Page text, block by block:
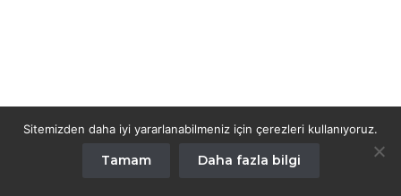
Sitemizden daha iyi yararlanabilmeniz için çerezleri kullanıyoruz.
Tamam Daha fazla bilgi